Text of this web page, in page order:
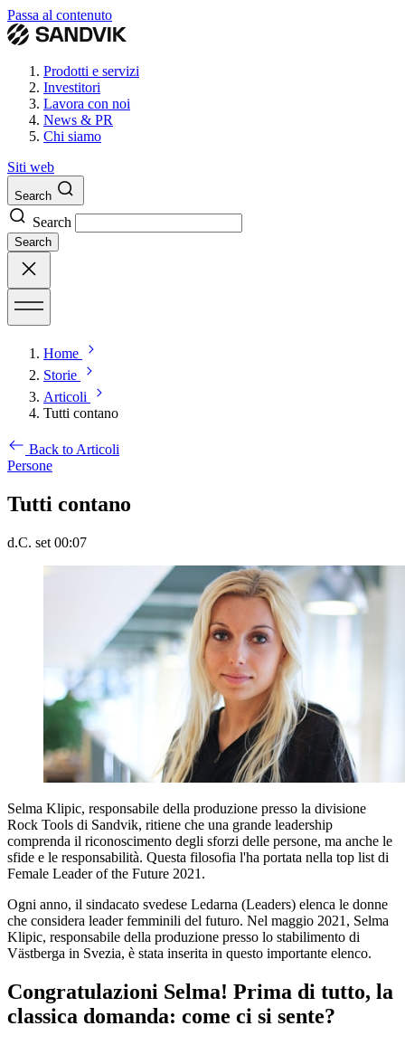
Passa al contenuto
Prodotti e servizi
Investitori
Lavora con noi
News & PR
Chi siamo
Siti web
Search
Search
Search
Home
Storie
Articoli
Tutti contano
Back to Articoli
Persone
Tutti contano
d.C. set 00:07
Selma Klipic, responsabile della produzione presso la divisione
Rock Tools di Sandvik, ritiene che una grande leadership
comprenda il riconoscimento degli sforzi delle persone, ma anche le
sfide e le responsabilità. Questa filosofia l'ha portata nella top list di
Female Leader of the Future 2021.
Ogni anno, il sindacato svedese Ledarna (Leaders) elenca le donne
che considera leader femminili del futuro. Nel maggio 2021, Selma
Klipic, responsabile della produzione presso lo stabilimento di
Västberga in Svezia, è stata inserita in questo importante elenco.
Congratulazioni Selma! Prima di tutto, la
classica domanda: come ci si sente?